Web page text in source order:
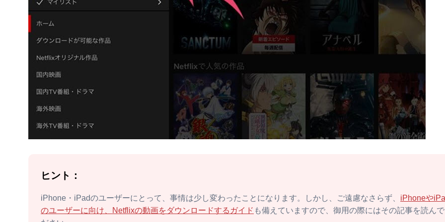
ヒント：
iPhone・iPadのユーザーにとって、事情は少し変わったことになります。しかし、ご遠慮なさらず、 iPhoneや
のユーザーに向け、Netflixの動画をダウンロードするガイド も備えていますので、御用の際にはその記事を読ん